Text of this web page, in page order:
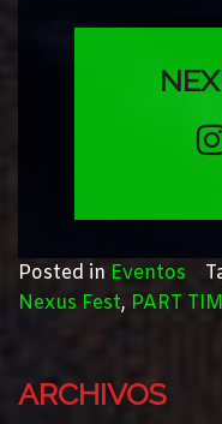
Posted in Eventos
Nexus Fest, PART
ARCHIVOS